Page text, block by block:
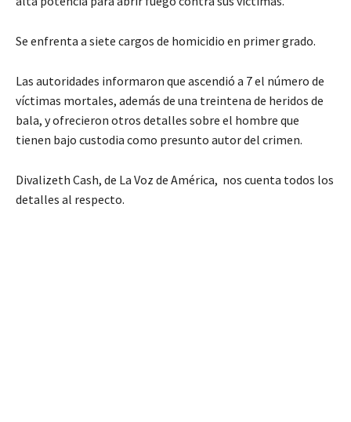
Se enfrenta a siete cargos de homicidio en primer grado.
Las autoridades informaron que ascendió a 7 el número de
víctimas mortales, además de una treintena de heridos de
bala, y ofrecieron otros detalles sobre el hombre que
tienen bajo custodia como presunto autor del crimen.
Divalizeth Cash, de La Voz de América, nos cuenta todos los
detalles al respecto.